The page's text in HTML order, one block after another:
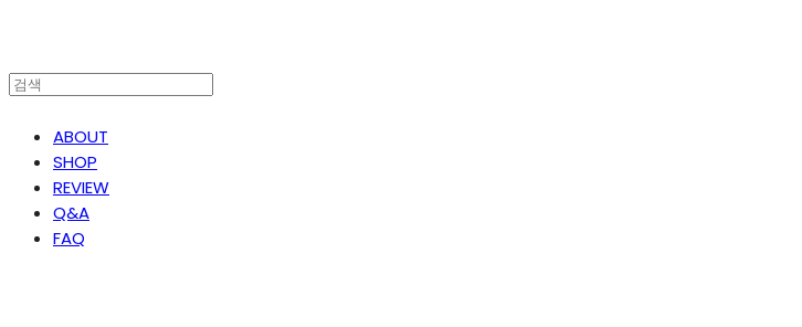
ABOUT
SHOP
REVIEW
Q&A
FAQ